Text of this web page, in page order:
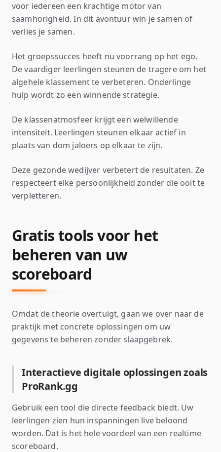
voor iedereen een krachtige motor van
saamhorigheid. In dit avontuur win je samen of
verlies je samen.
Het groepssucces heeft nu voorrang op het ego.
De vaardiger leerlingen steunen de tragere om het
algehele klassement te verbeteren. Onderlinge
hulp wordt zo een winnende strategie.
De klassenatmosfeer krijgt een welwillende
intensiteit. Leerlingen steunen elkaar actief in
plaats van dom jaloers op elkaar te zijn.
Deze gezonde wedijver verbetert de resultaten. Ze
respecteert elke persoonlijkheid zonder die ooit te
verpletteren.
Gratis tools voor het
beheren van uw
scoreboard
Omdat de theorie overtuigt, gaan we over naar de
praktijk met concrete oplossingen om uw
gegevens te beheren zonder slaapgebrek.
Interactieve digitale oplossingen zoals
ProRank.gg
Gebruik een tool die directe feedback biedt. Uw
leerlingen zien hun inspanningen live beloond
worden. Dat is het hele voordeel van een realtime
scoreboard.